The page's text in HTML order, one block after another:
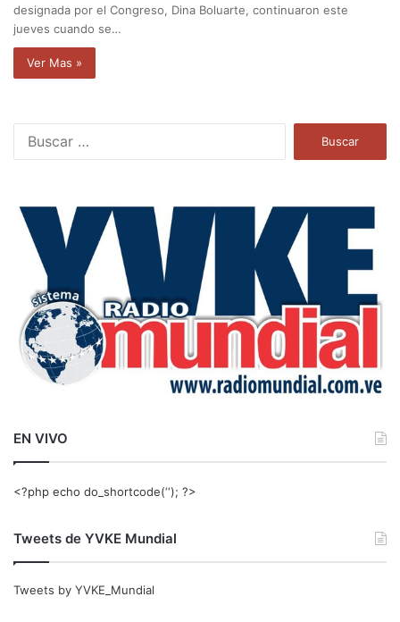
designada por el Congreso, Dina Boluarte, continuaron este
jueves cuando se…
Ver Mas »
a
EN VIVO
<?php echo do_shortcode(‘‘); ?>
Tweets de YVKE Mundial
Tweets by YVKE_Mundial